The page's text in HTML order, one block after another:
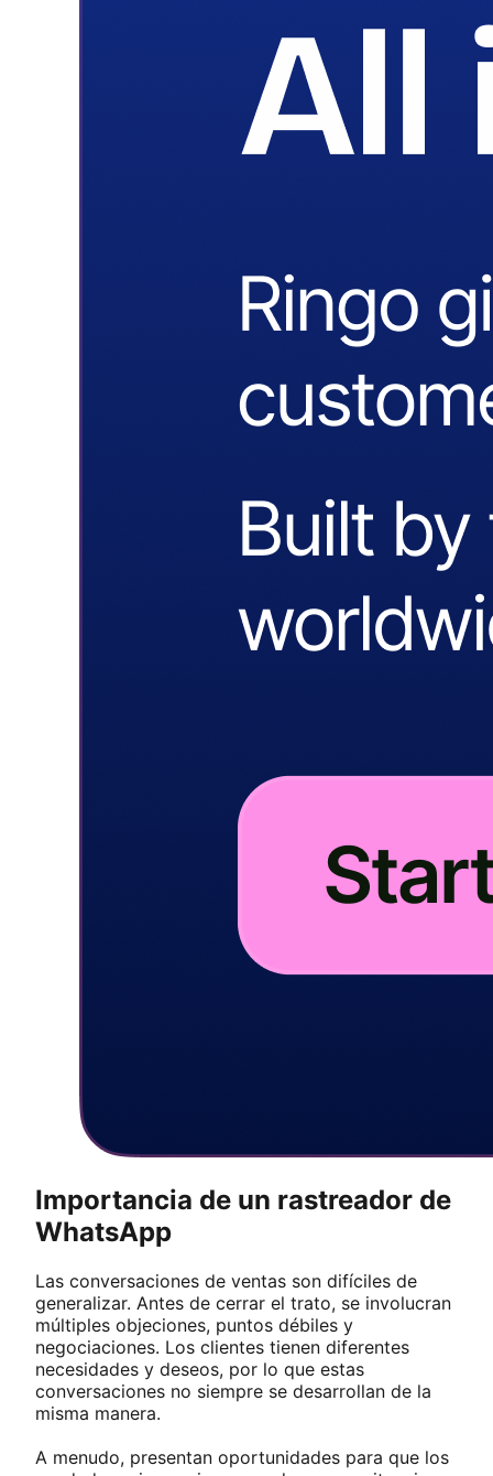
Importancia de un rastreador de
WhatsApp
Las conversaciones de ventas son difíciles de
generalizar. Antes de cerrar el trato, se involucran
múltiples objeciones, puntos débiles y
negociaciones. Los clientes tienen diferentes
necesidades y deseos, por lo que estas
conversaciones no siempre se desarrollan de la
misma manera.
A menudo, presentan oportunidades para que los